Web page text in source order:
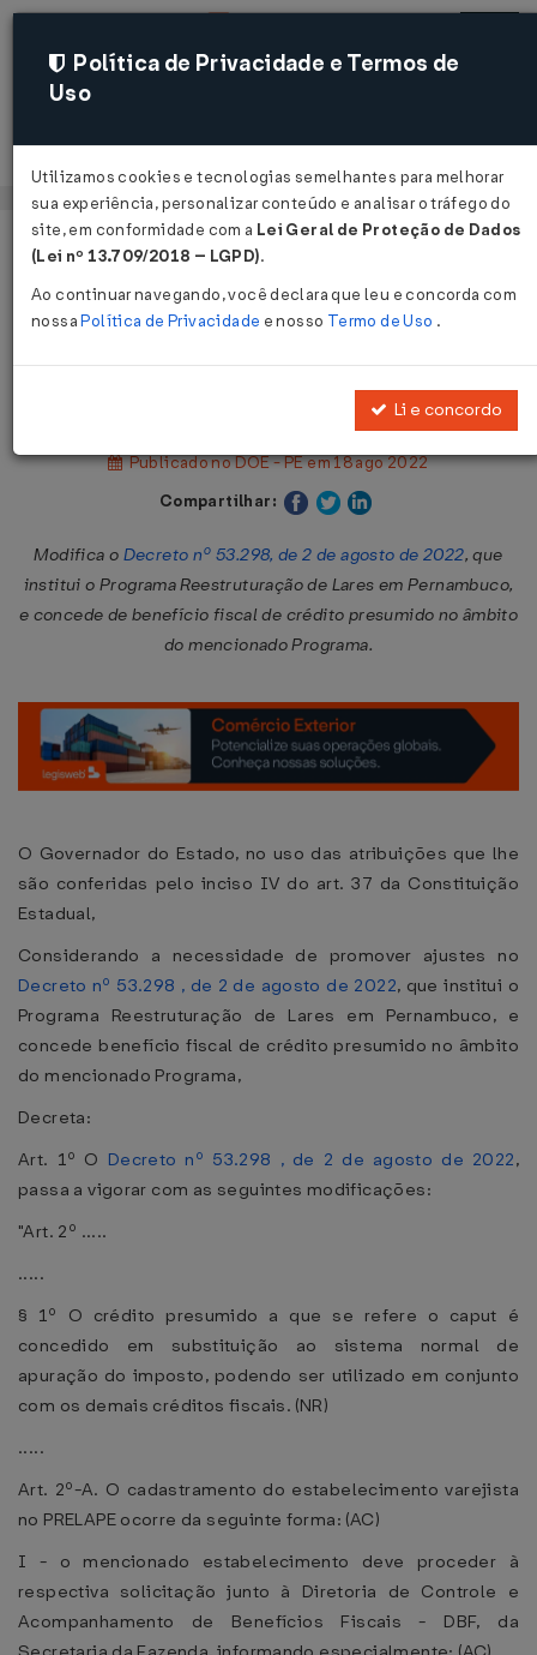
Acessar
Página Inicial
Legislações
Decreto Nº 53368 DE 17/08/2022
Publicado no DOE - PE em 18 ago 2022
Compartilhar:
Modifica o Decreto nº 53.298, de 2 de agosto de 2022, que
institui o Programa Reestruturação de Lares em Pernambuco,
e concede de benefício fiscal de crédito presumido no âmbito
do mencionado Programa.
O Governador do Estado, no uso das atribuições que lhe
são conferidas pelo inciso IV do art. 37 da Constituição
Estadual,
Considerando a necessidade de promover ajustes no
Decreto nº 53.298 , de 2 de agosto de 2022, que institui o
Programa Reestruturação de Lares em Pernambuco, e
concede benefício fiscal de crédito presumido no âmbito
do mencionado Programa,
Decreta:
Art. 1º O Decreto nº 53.298 , de 2 de agosto de 2022,
passa a vigorar com as seguintes modificações:
"Art. 2º .....
.....
§ 1º O crédito presumido a que se refere o caput é
concedido em substituição ao sistema normal de
apuração do imposto, podendo ser utilizado em conjunto
com os demais créditos fiscais. (NR)
.....
Art. 2º-A. O cadastramento do estabelecimento varejista
no PRELAPE ocorre da seguinte forma: (AC)
I - o mencionado estabelecimento deve proceder à
respectiva solicitação junto à Diretoria de Controle e
Acompanhamento de Benefícios Fiscais - DBF, da
Política de Privacidade e Termos de
Uso
Utilizamos cookies e tecnologias semelhantes para melhorar
sua experiência, personalizar conteúdo e analisar o tráfego do
site, em conformidade com a Lei Geral de Proteção de Dados
(Lei nº 13.709/2018 – LGPD).
Ao continuar navegando, você declara que leu e concorda com
nossaPolítica de Privacidade e nosso Termo de Uso .
Li e concordo